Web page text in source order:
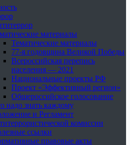
материалы
Тематические материалы
77-я годовщина Великой Победы
Всероссийская перепись
населения — 2021
Национальные проекты РФ
Проект «Эффективный регион»
Общероссийское голосование
надо знать каждому
и Регламент
комиссии
ссылки
правовые акты